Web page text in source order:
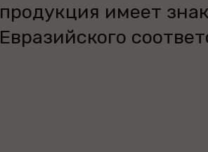
продукция имеет
Евразийского